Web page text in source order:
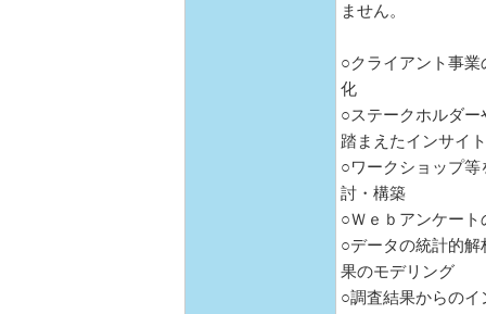
ません。
○クライアント事
化
○ステークホルダ
踏まえたインサイ
○ワークショップ
討・構築
○Ｗｅｂアンケー
○データの統計的
果のモデリング
○調査結果からの